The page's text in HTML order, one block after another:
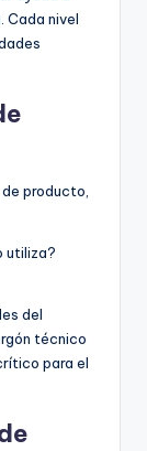
Cada nivel
producto,
utiliza?
del
técnico
para el